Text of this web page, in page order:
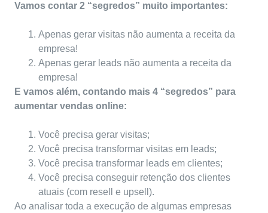
Vamos contar 2 “segredos” muito importantes:
Apenas gerar visitas não aumenta a receita da
empresa!
Apenas gerar leads não aumenta a receita da
empresa!
E vamos além, contando mais 4 “segredos” para
aumentar vendas online:
Você precisa gerar visitas;
Você precisa transformar visitas em leads;
Você precisa transformar leads em clientes;
Você precisa conseguir retenção dos clientes
atuais (com resell e upsell).
Ao analisar toda a execução de algumas empresas